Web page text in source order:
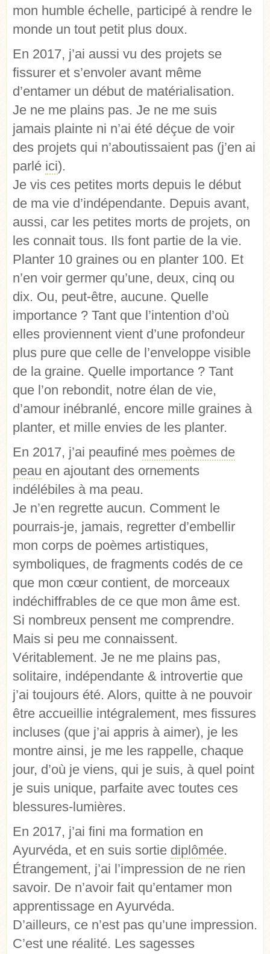
mon humble échelle, participé à rendre le
monde un tout petit plus doux.
En 2017, j’ai aussi vu des projets se
fissurer et s’envoler avant même
d’entamer un début de matérialisation.
Je ne me plains pas. Je ne me suis
jamais plainte ni n’ai été déçue de voir
des projets qui n’aboutissaient pas (j’en ai
parlé ici).
Je vis ces petites morts depuis le début
de ma vie d’indépendante. Depuis avant,
aussi, car les petites morts de projets, on
les connait tous. Ils font partie de la vie.
Planter 10 graines ou en planter 100. Et
n’en voir germer qu’une, deux, cinq ou
dix. Ou, peut-être, aucune. Quelle
importance ? Tant que l’intention d’où
elles proviennent vient d’une profondeur
plus pure que celle de l’enveloppe visible
de la graine. Quelle importance ? Tant
que l’on rebondit, notre élan de vie,
d’amour inébranlé, encore mille graines à
planter, et mille envies de les planter.
En 2017, j’ai peaufiné mes poèmes de
peau en ajoutant des ornements
indélébiles à ma peau.
Je n’en regrette aucun. Comment le
pourrais-je, jamais, regretter d’embellir
mon corps de poèmes artistiques,
symboliques, de fragments codés de ce
que mon cœur contient, de morceaux
indéchiffrables de ce que mon âme est.
Si nombreux pensent me comprendre.
Mais si peu me connaissent.
Véritablement. Je ne me plains pas,
solitaire, indépendante & introvertie que
j’ai toujours été. Alors, quitte à ne pouvoir
être accueillie intégralement, mes fissures
incluses (que j’ai appris à aimer), je les
montre ainsi, je me les rappelle, chaque
jour, d’où je viens, qui je suis, à quel point
je suis unique, parfaite avec toutes ces
blessures-lumières.
En 2017, j’ai fini ma formation en
Ayurvéda, et en suis sortie diplômée.
Étrangement, j’ai l’impression de ne rien
savoir. De n’avoir fait qu’entamer mon
apprentissage en Ayurvéda.
D’ailleurs, ce n’est pas qu’une impression.
C’est une réalité. Les sagesses